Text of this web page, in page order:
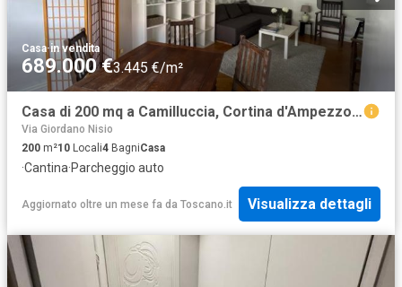
Casa·in vendita
689.000 €3.445 €/m²
Casa di 200 mq a Camilluccia, Cortina d'Ampezzo Roma
Via Giordano Nisio
200 m²10 Locali4 BagniCasa
·Cantina·Parcheggio auto
Aggiornato oltre un mese fa da Toscano.it Visualizza dettagli